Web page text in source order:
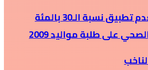
#عطية يطالب بعدم تطبيق نسبة الـ30 بالمئة
على طلبة مواليد 2009